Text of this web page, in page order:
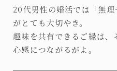
20代男性の婚活では「無理
がとても大切やき。
趣味を共有できるご縁は、
心感につながるがよ。